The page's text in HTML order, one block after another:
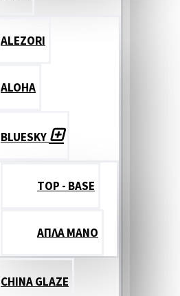
ALEZORI
ALOHA
BLUESKY
TOP - BASE
ΑΠΛΑ ΜΑΝΟ
CHINA GLAZE